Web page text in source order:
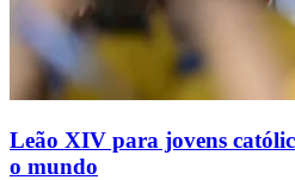
Leão XIV para jovens
o mundo